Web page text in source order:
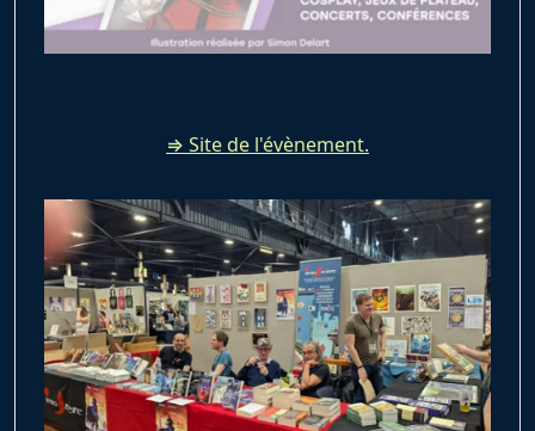
⇒ Site de l'évènement.